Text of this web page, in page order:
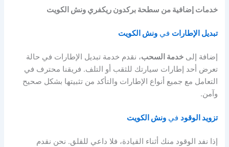
خدمات إضافية من سطحة بركدون ريكفري ونش الكويت
تبديل الإطارات فيونش الكويت
إضافة إلىخدمة السحب، نقدم خدمة تبديل الإطارات في حالة
تعرض أحد إطارات سيارتك للثقب أو التلف. فريقنا محترف في
التعامل مع جميع أنواع الإطارات والتأكد من تثبيتها بشكل صحيح
وآمن.
تزويد الوقود فيونش الكويت
إذا نفد الوقود منك أثناء القيادة، فلا داعي للقلق. نحن نقدم